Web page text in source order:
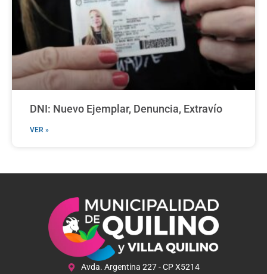
DNI: Nuevo Ejemplar, Denuncia, Extravío
VER »
Avda. Argentina 227 - CP X5214